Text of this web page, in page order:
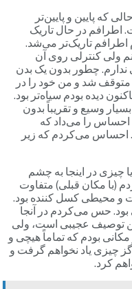
که پایین‌ و پایین‌تر
در حال تاریک
تاریک‌تر می‌شد.
ولی کنترلی روی آن
ندارم. چطور بدون یک بدن
شد و من خود را در
دیده بودم سیاه‌تر بود.
وسیع و تقریباً بدون
احساس را می‌داد که
احساس می‌کردم که زیر
چیزی در اینجا به چشم
(با مکان قبلی) متفاوت
و محیطی کسل کننده بود.
بود. حس می‌کردم در آنجا
توصیف عجیبی است، ولی
بودم که تماماً هیچی و
چیزی یاد نخواهم گرفت و
کرد.